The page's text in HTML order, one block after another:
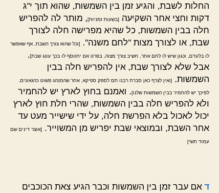
החלות לשבת, והגיע זמן בין השמשות, שהוא תוך י"ג
דקות וחצי אחר השקיעה
[בשעות זמניות], מותר לה להפריש
חלה בבין השמשות, כל שהיא מפרישה חלה לצורך
שבת, או לצורך מצות "לחם משנה".
[וכל שהוא צורך השבת, אף שאפשר
לו בלעדם, וכגון שיש לו לחם אחר, חשיב צורך מצוה, בפרט אם יתווסף לו בכך עונג שבת].
אבל שלא לצורך שבת, אין להפריש חלה בבין
השמשות.
[ואין לצרף כאן סברת רבנו תם לספק ספיקא, אחר שהמנהג פשוט כהגאונים,
לפיכך יש להחמיר בבין השמשות שלנו]. ואמנם בחוץ לארץ יש להחמיר
ולא להפריש חלה בבין השמשות, שהרי חלת חוץ לארץ
יכול לאכול בלא הפרשת חלה, על ידי שישייר מעט עד
אחר השבת, ובמוצאי שבת יפריש מן המשוייר.
[אוצר דינים שם
עמוד תשי]
ד אם עבר זמן בין השמשות וכבר הגיע צאת הכוכבים